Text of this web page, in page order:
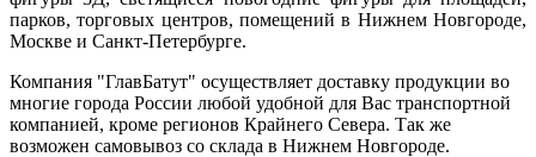
парков, торговых центров, помещений в Нижнем Новгороде,
Москве и Санкт-Петербурге.
Компания "ГлавБатут" осуществляет доставку продукции во
многие города России любой удобной для Вас транспортной
компанией, кроме регионов Крайнего Севера. Так же
возможен самовывоз со склада в Нижнем Новгороде.